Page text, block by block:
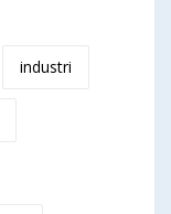
industri